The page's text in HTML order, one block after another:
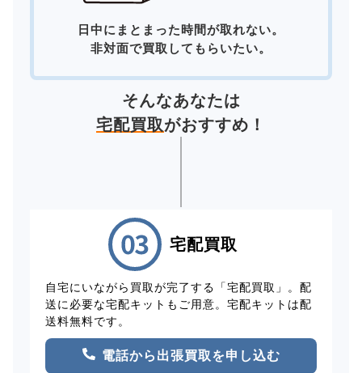
日中にまとまった時間が取れない。
非対面で買取してもらいたい。
そんなあなたは
宅配買取がおすすめ！
宅配買取
自宅にいながら買取が完了する「宅配買取」。配
送に必要な宅配キットもご用意。宅配キットは配
送料無料です。
電話から出張買取を申し込む